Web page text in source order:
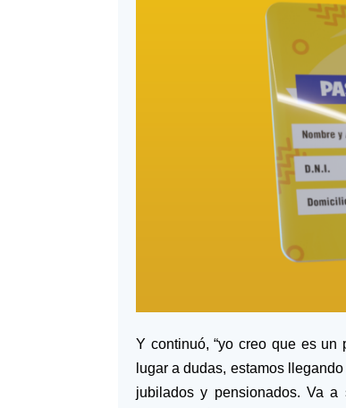
Y continuó, “yo creo que es un
lugar a dudas, estamos
jubilados y pensionados. Va